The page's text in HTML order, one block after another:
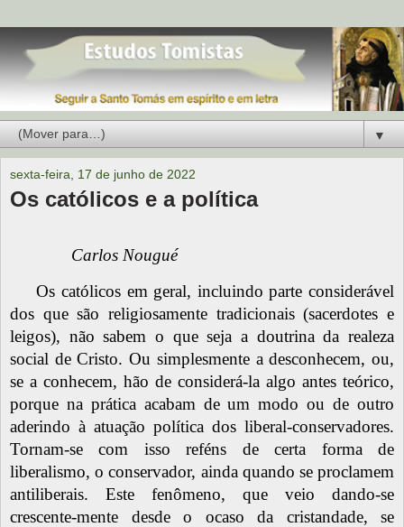
▼
sexta-feira, 17 de junho de 2022
Os católicos e a política
Carlos Nougué
Os católicos em geral, incluindo parte considerável
dos que são religiosamente tradicionais (sacerdotes e
leigos), não sabem o que seja a doutrina da realeza
social de Cristo. Ou simplesmente a desconhecem, ou,
se a conhecem, hão de considerá-la algo antes teórico,
porque na prática acabam de um modo ou de outro
aderindo à atuação política dos liberal-conservadores.
Tornam-se com isso reféns de certa forma de
liberalismo, o conservador, ainda quando se proclamem
antiliberais. Este fenômeno, que veio dando-se
crescente-mente desde o ocaso da cristandade, se